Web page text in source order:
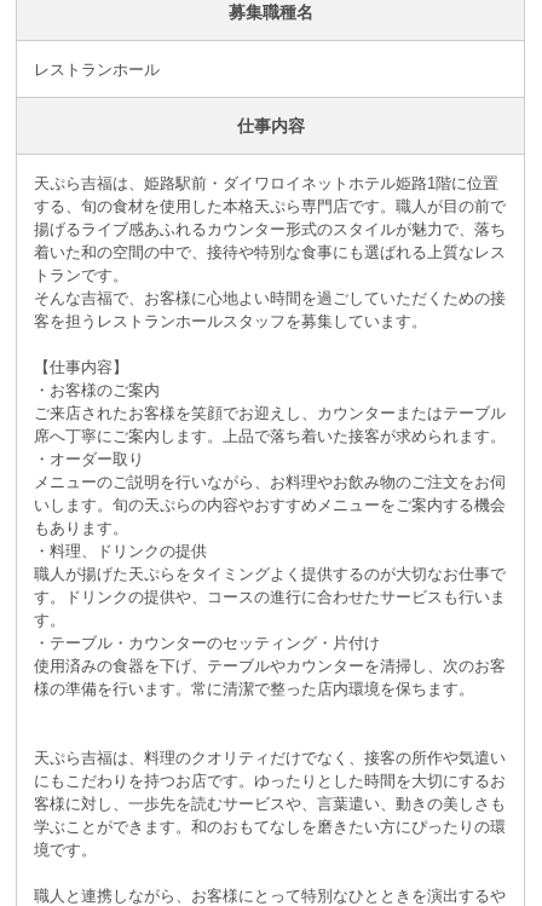
募集職種名
レストランホール
仕事内容
天ぷら吉福は、姫路駅前・ダイワロイネットホテル姫路1階に位置
する、旬の食材を使用した本格天ぷら専門店です。職人が目の前で
揚げるライブ感あふれるカウンター形式のスタイルが魅力で、落ち
着いた和の空間の中で、接待や特別な食事にも選ばれる上質なレス
トランです。
そんな吉福で、お客様に心地よい時間を過ごしていただくための接
客を担うレストランホールスタッフを募集しています。
【仕事内容】
・お客様のご案内
ご来店されたお客様を笑顔でお迎えし、カウンターまたはテーブル
席へ丁寧にご案内します。上品で落ち着いた接客が求められます。
・オーダー取り
メニューのご説明を行いながら、お料理やお飲み物のご注文をお伺
いします。旬の天ぷらの内容やおすすめメニューをご案内する機会
もあります。
・料理、ドリンクの提供
職人が揚げた天ぷらをタイミングよく提供するのが大切なお仕事で
す。ドリンクの提供や、コースの進行に合わせたサービスも行いま
す。
・テーブル・カウンターのセッティング・片付け
使用済みの食器を下げ、テーブルやカウンターを清掃し、次のお客
様の準備を行います。常に清潔で整った店内環境を保ちます。
天ぷら吉福は、料理のクオリティだけでなく、接客の所作や気遣い
にもこだわりを持つお店です。ゆったりとした時間を大切にするお
客様に対し、一歩先を読むサービスや、言葉遣い、動きの美しさも
学ぶことができます。和のおもてなしを磨きたい方にぴったりの環
境です。
職人と連携しながら、お客様にとって特別なひとときを演出するや